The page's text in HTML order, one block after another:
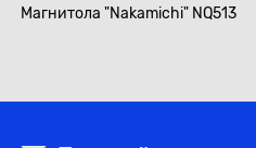
Магнитола "Nakamichi" NQ513